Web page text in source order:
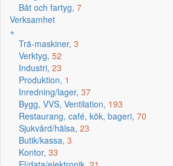
Båt och fartyg, 7
Verksamhet
+
Trä-maskiner, 3
Verktyg, 52
Industri, 23
Produktion, 1
Inredning/lager, 37
Bygg, VVS, Ventilation, 193
Restaurang, café, kök, bageri, 70
Sjukvård/hälsa, 23
Butik/kassa, 3
Kontor, 33